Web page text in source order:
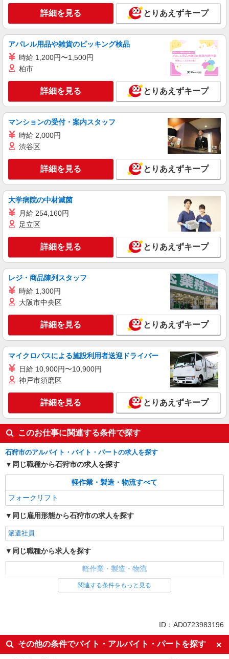
詳細を見る とりあえずキープ
アパレル用品や雑貨のピッキング検品
時給 1,200円〜1,500円
柏市
詳細を見る とりあえずキープ
マンションの受付・案内スタッフ
時給 2,000円
渋谷区
詳細を見る とりあえずキープ
大学病院の中材滅菌
月給 254,160円
足立区
詳細を見る とりあえずキープ
レジ・商品陳列スタッフ
時給 1,300円
大阪市中央区
詳細を見る とりあえずキープ
マイクロバスによる施設利用者送迎ドライバー
日給 10,900円〜10,900円
神戸市須磨区
詳細を見る とりあえずキープ
このお仕事に関連する条件で探す
石狩市のアルバイト・バイト・パートの求人を探す
同じ職種から石狩市の求人を探す
軽作業・製造・物流すべて
フォークリフト
同じ雇用形態から石狩市の求人を探す
派遣社員
同じ職種から求人を探す
軽作業・製造・物流
関連する条件をもっと見る
ID：AD0723983196
その他の条件でバイト・アルバイト・パートを探す